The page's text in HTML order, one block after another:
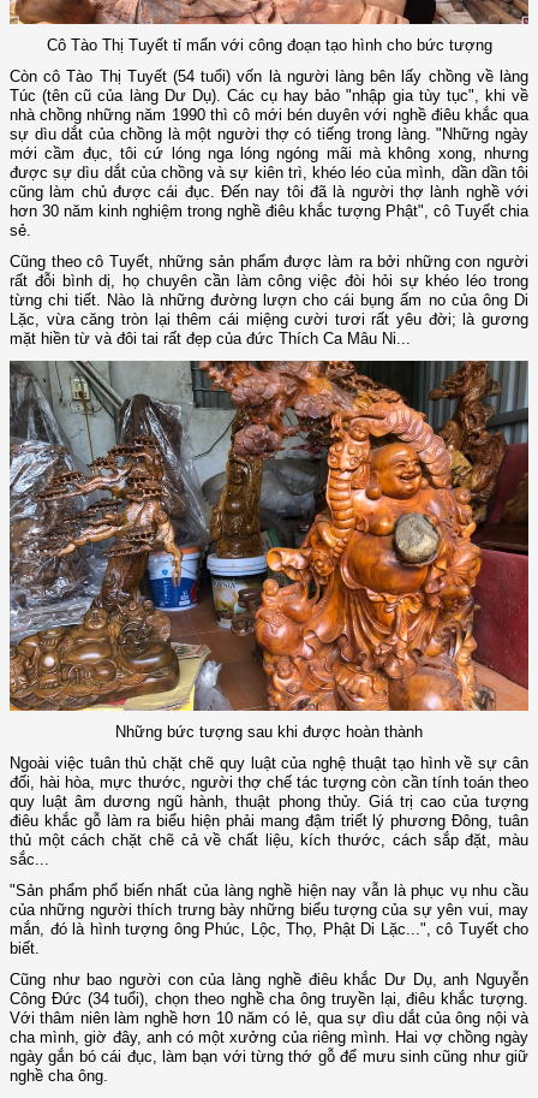
Cô Tào Thị Tuyết tỉ mẩn với công đoạn tạo hình cho bức tượng
Còn cô Tào Thị Tuyết (54 tuổi) vốn là người làng bên lấy chồng về làng
Túc (tên cũ của làng Dư Dụ). Các cụ hay bảo "nhập gia tùy tục", khi về
nhà chồng những năm 1990 thì cô mới bén duyên với nghề điêu khắc qua
sự dìu dắt của chồng là một người thợ có tiếng trong làng. "Những ngày
mới cầm đục, tôi cứ lóng nga lóng ngóng mãi mà không xong, nhưng
được sự dìu dắt của chồng và sự kiên trì, khéo léo của mình, dần dần tôi
cũng làm chủ được cái đục. Đến nay tôi đã là người thợ lành nghề với
hơn 30 năm kinh nghiệm trong nghề điêu khắc tượng Phật", cô Tuyết chia
sẻ.
Cũng theo cô Tuyết, những sản phẩm được làm ra bởi những con người
rất đỗi bình dị, họ chuyên cần làm công việc đòi hỏi sự khéo léo trong
từng chi tiết. Nào là những đường lượn cho cái bụng ấm no của ông Di
Lặc, vừa căng tròn lại thêm cái miệng cười tươi rất yêu đời; là gương
mặt hiền từ và đôi tai rất đẹp của đức Thích Ca Mâu Ni...
Những bức tượng sau khi được hoàn thành
Ngoài việc tuân thủ chặt chẽ quy luật của nghệ thuật tạo hình về sự cân
đối, hài hòa, mực thước, người thợ chế tác tượng còn cần tính toán theo
quy luật âm dương ngũ hành, thuật phong thủy. Giá trị cao của tượng
điêu khắc gỗ làm ra biểu hiện phải mang đậm triết lý phương Đông, tuân
thủ một cách chặt chẽ cả về chất liệu, kích thước, cách sắp đặt, màu
sắc...
"Sản phẩm phổ biến nhất của làng nghề hiện nay vẫn là phục vụ nhu cầu
của những người thích trưng bày những biểu tượng của sự yên vui, may
mắn, đó là hình tượng ông Phúc, Lộc, Thọ, Phật Di Lặc...", cô Tuyết cho
biết.
Cũng như bao người con của làng nghề điêu khắc Dư Dụ, anh Nguyễn
Công Đức (34 tuổi), chọn theo nghề cha ông truyền lại, điêu khắc tượng.
Với thâm niên làm nghề hơn 10 năm có lẻ, qua sự dìu dắt của ông nội và
cha mình, giờ đây, anh có một xưởng của riêng mình. Hai vợ chồng ngày
ngày gắn bó cái đục, làm bạn với từng thớ gỗ để mưu sinh cũng như giữ
nghề cha ông.